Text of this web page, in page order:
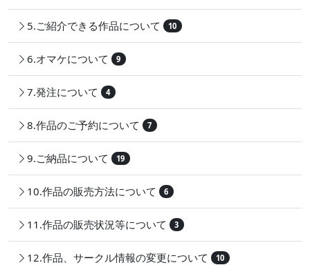
5.ご紹介できる作品について 10
6.オマケについて 9
7.発注について 4
8.作品のご予約について 7
9.ご納品について 19
10.作品の販売方法について 6
11.作品の販売状況等について 3
12.作品、サークル情報の変更について 10